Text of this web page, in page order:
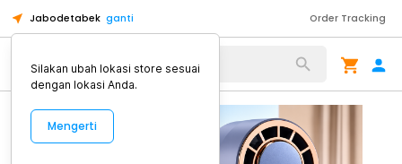
Jabodetabek ganti Order Tracking
Alat Kopi
Silakan ubah lokasi store sesuai
dengan lokasi Anda.
Mengerti